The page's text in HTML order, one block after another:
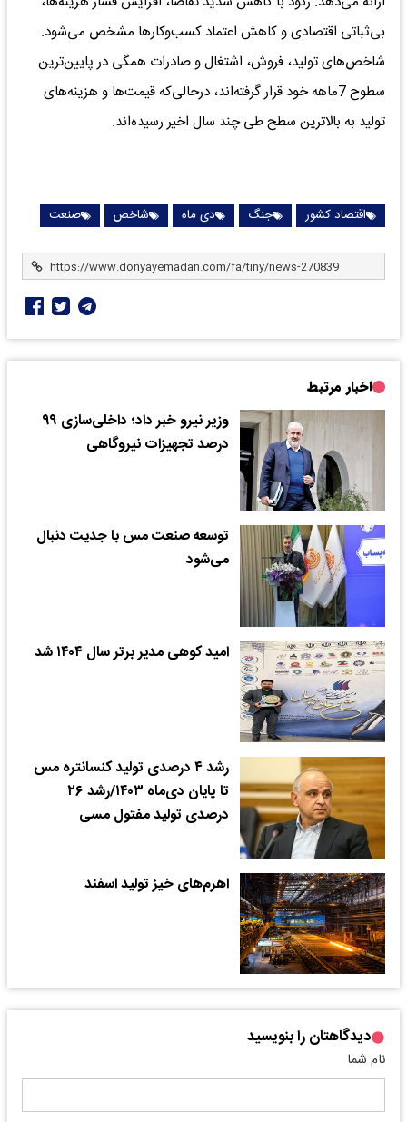
بی‌ثباتی اقتصادی و کاهش اعتماد کسب‌وکارها مشخص می‌شود.
شاخص‌های تولید، فروش، اشتغال و صادرات همگی در پایین‌ترین
سطوح 7ماهه خود قرار گرفته‌اند، درحالی‌که قیمت‌ها و هزینه‌های
تولید به بالاترین سطح طی چند سال اخیر رسیده‌اند.
اقتصاد کشور جنگ دی ماه شاخص صنعت
اخبار مرتبط
وزیر نیرو خبر داد؛ داخلی‌سازی ۹۹
درصد تجهیزات نیروگاهی
توسعه صنعت مس با جدیت دنبال
می‌شود
امید کوهی مدیر برتر سال ۱۴۰۴ شد
رشد ۴ درصدی تولید کنسانتره مس
تا پایان دی‌ماه ۱۴۰۳/رشد ۲۶
درصدی تولید مفتول مسی
اهرم‌های خیز تولید اسفند
دیدگاهتان را بنویسید
نام شما